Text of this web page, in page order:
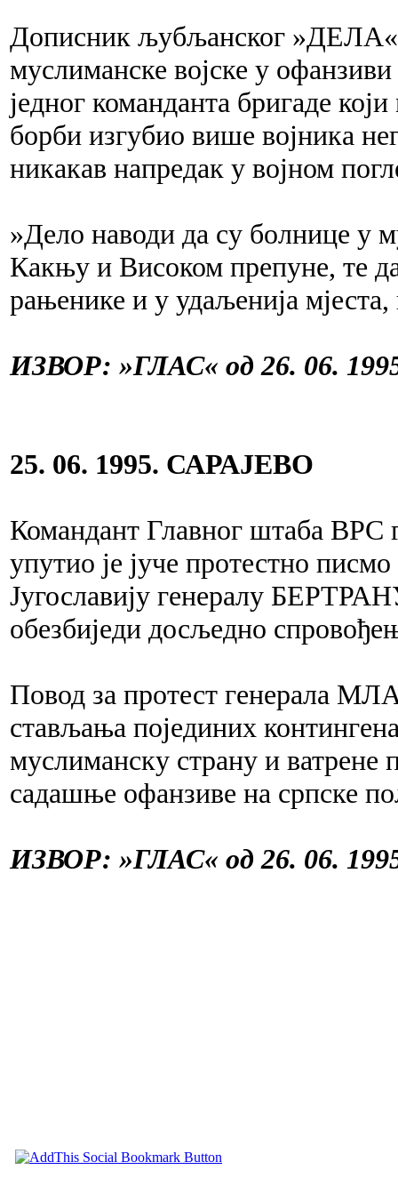
Дописник љубљанског
муслиманске војске у
једног команданта бригаде
борби изгубио више војника
никакав напредак у војном
»Дело наводи да су болнице у
Какњу и Високом препуне, те
рањенике и у удаљенија
ИЗВОР: »ГЛАС« од 26. 06.
25. 06. 1995. САРАЈЕВО
Командант Главног штаба
упутио је јуче протестно
Југославију генералу
обезбиједи досљедно
Повод за протест генерала
стављања појединих
муслиманску страну и
садашње офанзиве на српске
ИЗВОР: »ГЛАС« од 26. 06.